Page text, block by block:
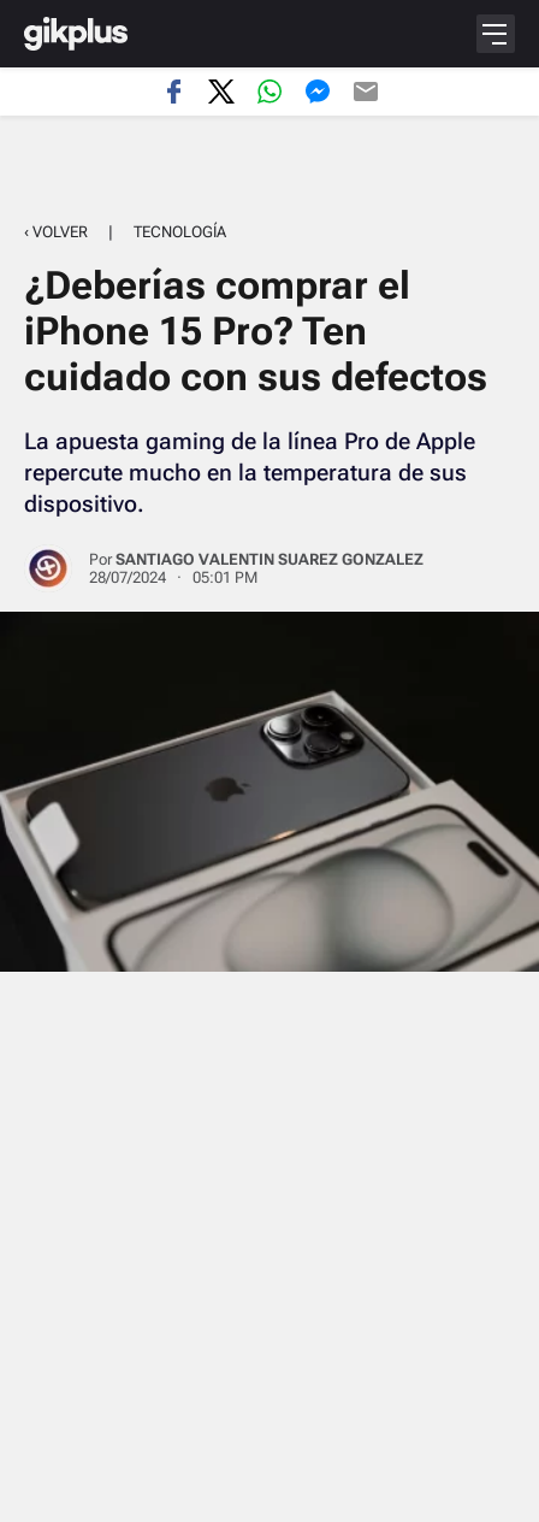
‹ VOLVER | TECNOLOGÍA
¿Deberías comprar el
iPhone 15 Pro? Ten
cuidado con sus defectos
La apuesta gaming de la línea Pro de Apple
repercute mucho en la temperatura de sus
dispositivo.
PorSANTIAGO VALENTIN SUAREZ GONZALEZ
28/07/2024 · 05:01 PM